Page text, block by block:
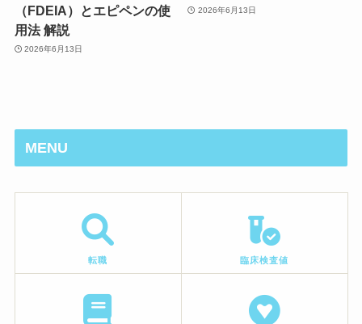
（FDEIA）とエピペンの使
用法 解説
2026年6月13日
2026年6月13日
MENU
転職 臨床検査値